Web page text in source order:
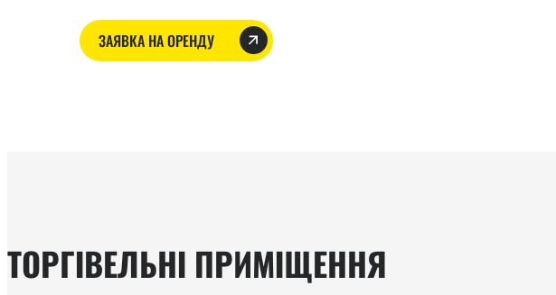
ЗАЯВКА НА ОРЕНДУ
ТОРГІВЕЛЬНІ ПРИМІЩЕННЯ